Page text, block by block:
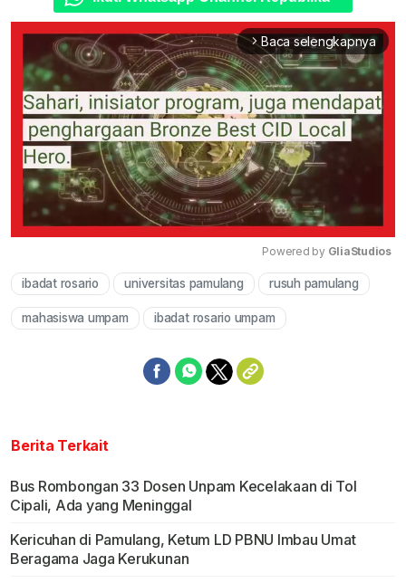
arrow_forward_ios Baca selengkapnya
Mute
Powered by GliaStudios
ibadat rosario universitas pamulang rusuh pamulang
mahasiswa umpam ibadat rosario umpam
Berita Terkait
Bus Rombongan 33 Dosen Unpam Kecelakaan di Tol
Cipali, Ada yang Meninggal
Kericuhan di Pamulang, Ketum LD PBNU Imbau Umat
Beragama Jaga Kerukunan